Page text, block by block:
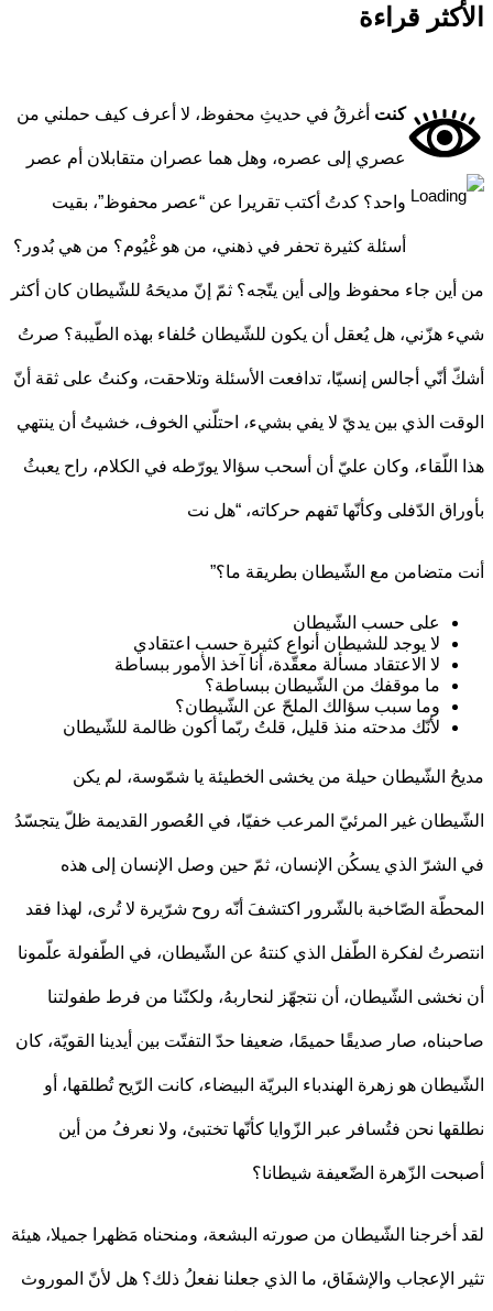
قراءة
كنت أغرقُ في حديثِ محفوظ، لا أعرف كيف حملني من
عصري إلى عصره، وهل هما عصران متقابلان أم عصر
واحد؟ كدتُ أكتب تقريرا عن “عصر محفوظ”، بقيت
أسئلة كثيرة تحفر في ذهني، من هو غْيُوم؟ من هي بُدور؟
جاء محفوظ وإلى أين يتّجه؟ ثمّ إنّ مديحَهُ للشّيطان كان أكثر
هزّني، هل يُعقل أن يكون للشّيطان حُلفاء بهذه الطّيبة؟ صرتُ
أنّي أجالس إنسيّا، تدافعت الأسئلة وتلاحقت، وكنتُ على ثقة أنّ
الذي بين يديّ لا يفي بشيء، احتلّني الخوف، خشيتُ أن ينتهي
وكان عليّ أن أسحب سؤالا يورّطه في الكلام، راح يعبثُ
الدّفلى وكأنّها تَفهم حركاته، “هل نت
متضامن مع الشّيطان بطريقة ما؟”
على حسب الشّيطان
لا يوجد للشيطان أنواع كثيرة حسب اعتقادي
لا الاعتقاد مسألة معقّدة، أنا آخذ الأمور ببساطة
ما موقفك من الشّيطان ببساطة؟
وما سبب سؤالك الملحّ عن الشّيطان؟
لأنّك مدحته منذ قليل، قلتُ ربّما أكون ظالمة للشّيطان
الشّيطان حيلة من يخشى الخطيئة يا شمّوسة، لم يكن
غير المرئيّ المرعب خفيّا، في العُصور القديمة ظلّ يتجسّدُ
الذي يسكُن الإنسان، ثمّ حين وصل الإنسان إلى هذه
الصّاخبة بالشّرور اكتشفَ أنّه روح شرّيرة لا تُرى، لهذا فقد
لفكرة الطّفل الذي كنتهُ عن الشّيطان، في الطّفولة علّمونا
الشّيطان، أن نتجهّز لنحاربهُ، ولكنّنا من فرط طفولتنا
صار صديقًا حميمًا، ضعيفا حدّ التفتّت بين أيدينا القويّة، كان
هو زهرة الهندباء البريّة البيضاء، كانت الرّيح تُطلقها، أو
نحن فتُسافر عبر الزّوايا كأنّها تختبئ، ولا نعرفُ من أين
الزّهرة الضّعيفة شيطانا؟
الشّيطان من صورته البشعة، ومنحناه مَظهرا جميلا، هيئة
الإعجاب والإشفَاق، ما الذي جعلنا نفعلُ ذلك؟ هل لأنّ الموروث